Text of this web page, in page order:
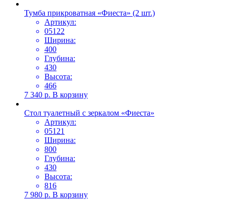
Тумба прикроватная «Фиеста» (2 шт.)
Артикул:
05122
Ширина:
400
Глубина:
430
Высота:
466
7 340 р. В корзину
Стол туалетный с зеркалом «Фиеста»
Артикул:
05121
Ширина:
800
Глубина:
430
Высота:
816
7 980 р. В корзину